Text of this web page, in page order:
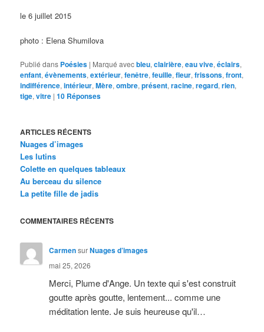
le 6 juillet 2015
photo : Elena Shumilova
Publié dans Poésies | Marqué avecbleu,clairière,eau vive,éclairs,
enfant,évènements,extérieur,fenêtre,feuille,fleur,frissons,front,
indifférence,intérieur,Mère,ombre,présent,racine,regard,rien,
tige,vitre |10 Réponses
ARTICLES RÉCENTS
Nuages d’images
Les lutins
Colette en quelques tableaux
Au berceau du silence
La petite fille de jadis
COMMENTAIRES RÉCENTS
CarmensurNuages d’images
mai 25, 2026
Merci, Plume d'Ange. Un texte qui s'est construit
goutte après goutte, lentement... comme une
méditation lente. Je suis heureuse qu'il…